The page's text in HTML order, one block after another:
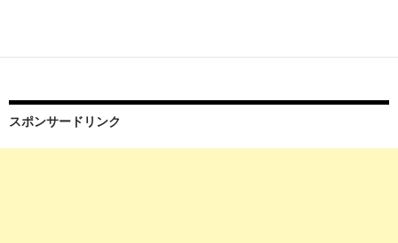
スポンサードリンク